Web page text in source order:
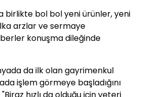
birlikte bol bol yeni ürünler, yeni
arzlar ve sermaye
konuşma dileğinde
da ilk olan gayrimenkul
işlem görmeye başladığını